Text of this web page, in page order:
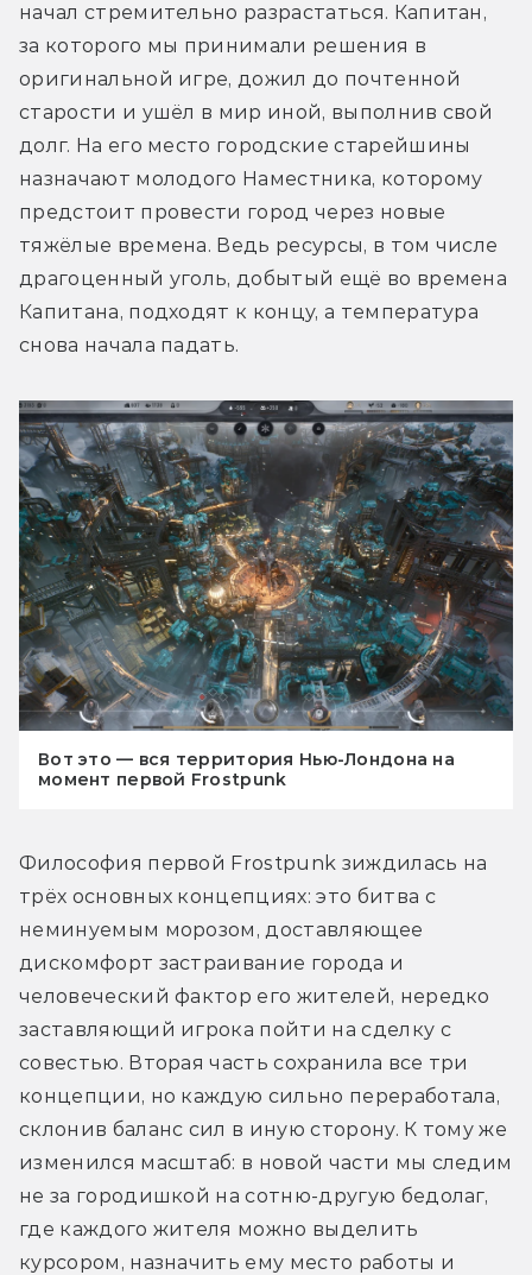
начал стремительно разрастаться. Капитан,
за которого мы принимали решения в
оригинальной игре, дожил до почтенной
старости и ушёл в мир иной, выполнив свой
долг. На его место городские старейшины
назначают молодого Наместника, которому
предстоит провести город через новые
тяжёлые времена. Ведь ресурсы, в том числе
драгоценный уголь, добытый ещё во времена
Капитана, подходят к концу, а температура
снова начала падать.
Вот это — вся территория Нью-Лондона на
момент первой Frostpunk
Философия первой Frostpunk зиждилась на
трёх основных концепциях: это битва с
неминуемым морозом, доставляющее
дискомфорт застраивание города и
человеческий фактор его жителей, нередко
заставляющий игрока пойти на сделку с
совестью. Вторая часть сохранила все три
концепции, но каждую сильно переработала,
склонив баланс сил в иную сторону. К тому же
изменился масштаб: в новой части мы следим
не за городишкой на сотню-другую бедолаг,
где каждого жителя можно выделить
курсором, назначить ему место работы и